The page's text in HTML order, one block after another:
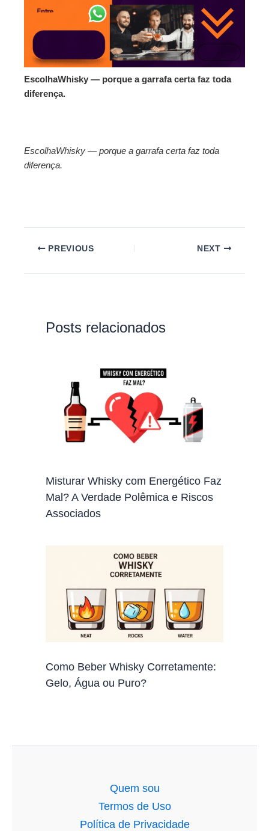
EscolhaWhisky — porque a garrafa certa faz toda
diferença.
EscolhaWhisky — porque a garrafa certa faz toda
diferença.
PREVIOUS NEXT
Posts relacionados
Misturar Whisky com Energético Faz
Mal? A Verdade Polêmica e Riscos
Associados
Como Beber Whisky Corretamente:
Gelo, Água ou Puro?
Quem sou
Termos de Uso
Política de Privacidade